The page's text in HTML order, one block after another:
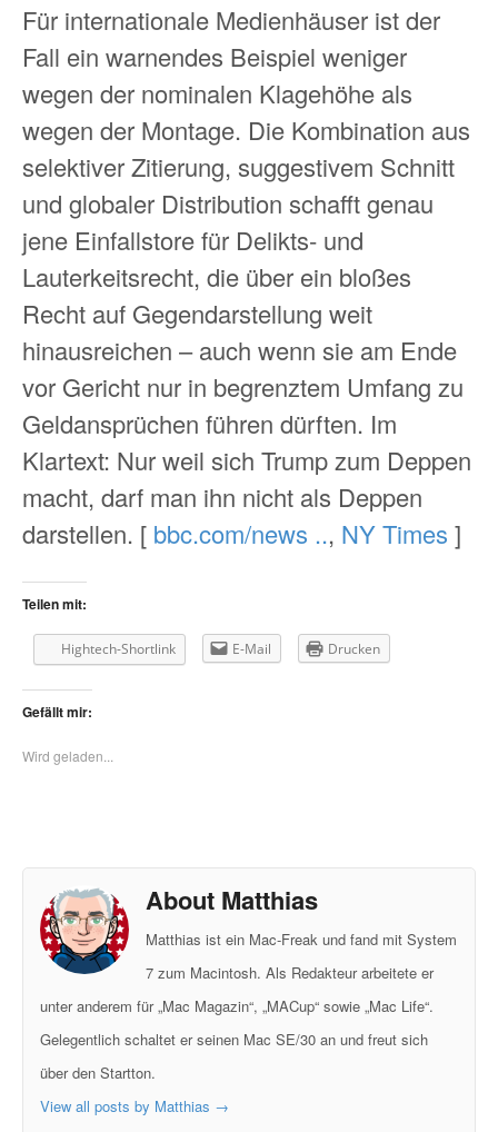
Für internationale Medienhäuser ist der
Fall ein warnendes Beispiel weniger
wegen der nominalen Klagehöhe als
wegen der Montage. Die Kombination aus
selektiver Zitierung, suggestivem Schnitt
und globaler Distribution schafft genau
jene Einfallstore für Delikts‑ und
Lauterkeitsrecht, die über ein bloßes
Recht auf Gegendarstellung weit
hinausreichen – auch wenn sie am Ende
vor Gericht nur in begrenztem Umfang zu
Geldansprüchen führen dürften. Im
Klartext: Nur weil sich Trump zum Deppen
macht, darf man ihn nicht als Deppen
darstellen. [ bbc.com/news .., NY Times ]
Teilen mit:
Hightech-Shortlink E-Mail Drucken
Gefällt mir:
Wird geladen...
About Matthias
Matthias ist ein Mac-Freak und fand mit System
7 zum Macintosh. Als Redakteur arbeitete er
unter anderem für „Mac Magazin“, „MACup“ sowie „Mac Life“.
Gelegentlich schaltet er seinen Mac SE/30 an und freut sich
über den Startton.
View all posts by Matthias →